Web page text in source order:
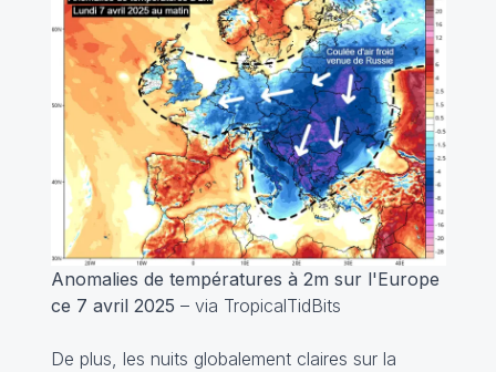
Anomalies de températures à 2m sur l'Europe
ce 7 avril 2025 – via TropicalTidBits
De plus, les nuits globalement claires sur la